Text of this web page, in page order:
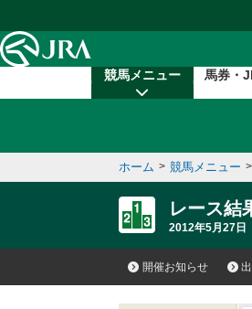
競馬メニュー 馬券・
ホーム > 競馬メニュー >
レース結
2012年5月27日
開催お知らせ